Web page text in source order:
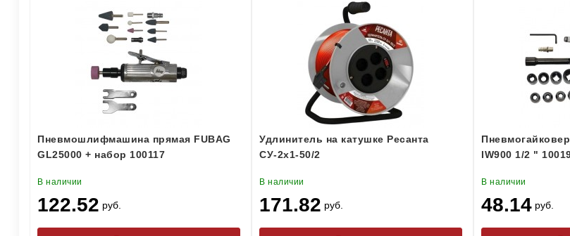
Пневмошлифмашина прямая FUBAG
GL25000 + набор 100117
В наличии
122.52 руб.
Удлинитель на катушке Ресанта
СУ-2х1-50/2
В наличии
171.82 руб.
IW900 1/2 "
В наличии
48.14 руб.